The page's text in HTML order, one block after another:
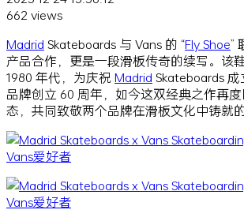
662 views
Madrid Skateboards 与 Vans 的 “Fly Shoe”
产品合作，更是一段滑板传奇的续写。该
1980 年代，为庆祝Madrid Skateboards
品牌创立 60 周年，如今这双经典之作再
态，共同致敬两个品牌在滑板文化中铸就的